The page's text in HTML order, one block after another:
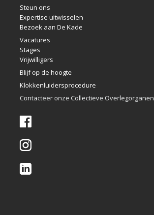
Steun ons
Expertise uitwisselen
Bezoek aan De Kade
Vacatures
Stages
Vrijwilligers
Blijf op de hoogte
Klokkenluidersprocedure
Contacteer onze Collectieve Overlegorganen